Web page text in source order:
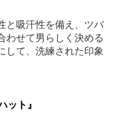
と吸汗性を備え、ツバ
わせて男らしく決める
して、洗練された印象
ット』